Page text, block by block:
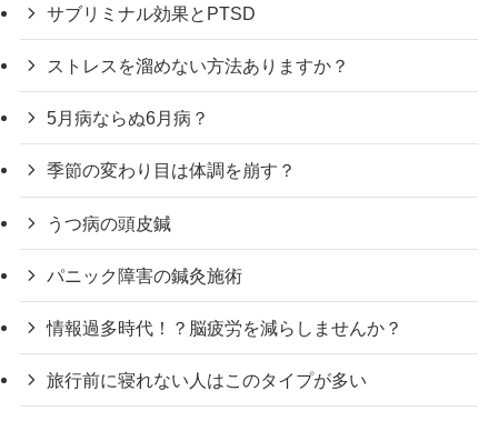
サブリミナル効果とPTSD
ストレスを溜めない方法ありますか？
5月病ならぬ6月病？
季節の変わり目は体調を崩す？
うつ病の頭皮鍼
パニック障害の鍼灸施術
情報過多時代！？脳疲労を減らしませんか？
旅行前に寝れない人はこのタイプが多い